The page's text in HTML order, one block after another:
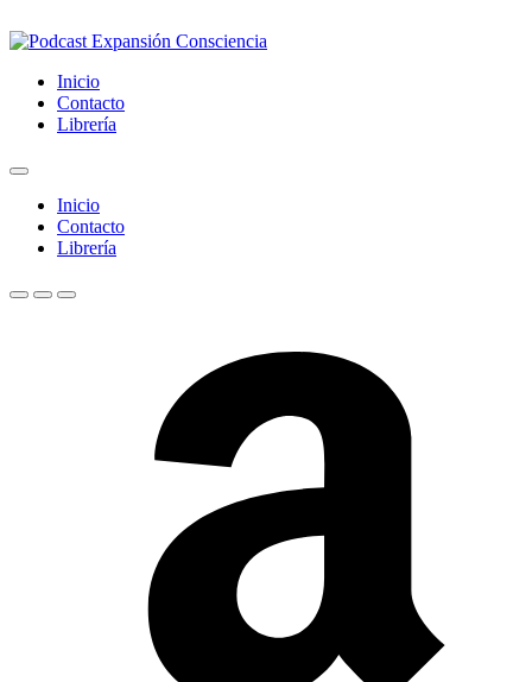
Inicio
Contacto
Librería
Inicio
Contacto
Librería